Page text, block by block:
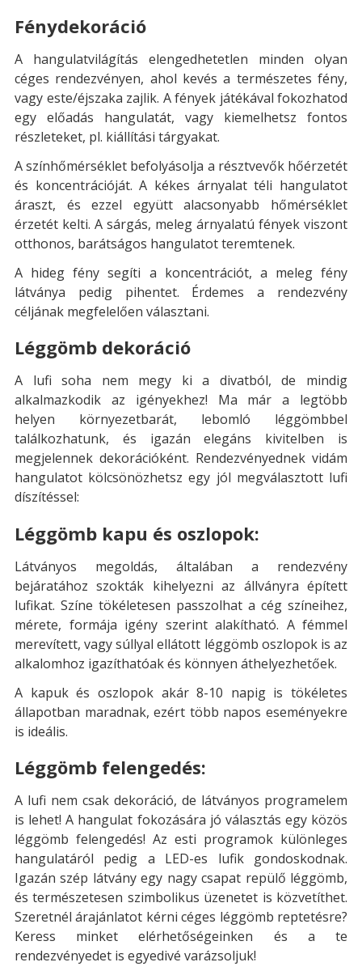
Fénydekoráció
A hangulatvilágítás elengedhetetlen minden olyan
céges rendezvényen, ahol kevés a természetes fény,
vagy este/éjszaka zajlik. A fények játékával fokozhatod
egy előadás hangulatát, vagy kiemelhetsz fontos
részleteket, pl. kiállítási tárgyakat.
A színhőmérséklet befolyásolja a résztvevők hőérzetét
és koncentrációját. A kékes árnyalat téli hangulatot
áraszt, és ezzel együtt alacsonyabb hőmérséklet
érzetét kelti. A sárgás, meleg árnyalatú fények viszont
otthonos, barátságos hangulatot teremtenek.
A hideg fény segíti a koncentrációt, a meleg fény
látványa pedig pihentet. Érdemes a rendezvény
céljának megfelelően választani.
Léggömb dekoráció
A lufi soha nem megy ki a divatból, de mindig
alkalmazkodik az igényekhez! Ma már a legtöbb
helyen környezetbarát, lebomló léggömbbel
találkozhatunk, és igazán elegáns kivitelben is
megjelennek dekorációként. Rendezvényednek vidám
hangulatot kölcsönözhetsz egy jól megválasztott lufi
díszítéssel:
Léggömb kapu és oszlopok:
Látványos megoldás, általában a rendezvény
bejáratához szokták kihelyezni az állványra épített
lufikat. Színe tökéletesen passzolhat a cég színeihez,
mérete, formája igény szerint alakítható. A fémmel
merevített, vagy súllyal ellátott léggömb oszlopok is az
alkalomhoz igazíthatóak és könnyen áthelyezhetőek.
A kapuk és oszlopok akár 8-10 napig is tökéletes
állapotban maradnak, ezért több napos eseményekre
is ideális.
Léggömb felengedés:
A lufi nem csak dekoráció, de látványos programelem
is lehet! A hangulat fokozására jó választás egy közös
léggömb felengedés! Az esti programok különleges
hangulatáról pedig a LED-es lufik gondoskodnak.
Igazán szép látvány egy nagy csapat repülő léggömb,
és természetesen szimbolikus üzenetet is közvetíthet.
Szeretnél árajánlatot kérni céges léggömb reptetésre?
Keress minket elérhetőségeinken és a te
rendezvényedet is egyedivé varázsoljuk!